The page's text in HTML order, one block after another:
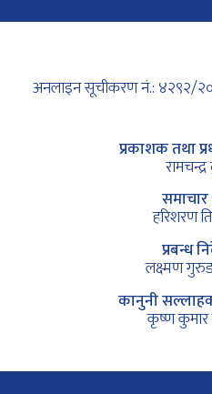
अनलाइन सूचीकरण नं.: ४२९२/
प्रकाशक तथा
हरिशरण
प्रबन्ध
लक्ष्मण
कानुनी
कृष्ण कुमार